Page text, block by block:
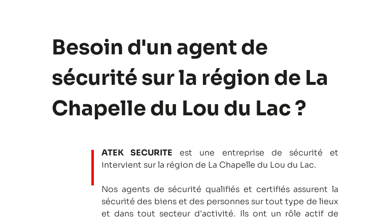
Besoin d'un agent de
sécurité sur la région de La
Chapelle du Lou du Lac ?
ATEK SECURITE est une entreprise de sécurité et
intervient sur la région de La Chapelle du Lou du Lac.
Nos agents de sécurité qualifiés et certifiés assurent la
sécurité des biens et des personnes sur tout type de lieux
et dans tout secteur d'activité. Ils ont un rôle actif de